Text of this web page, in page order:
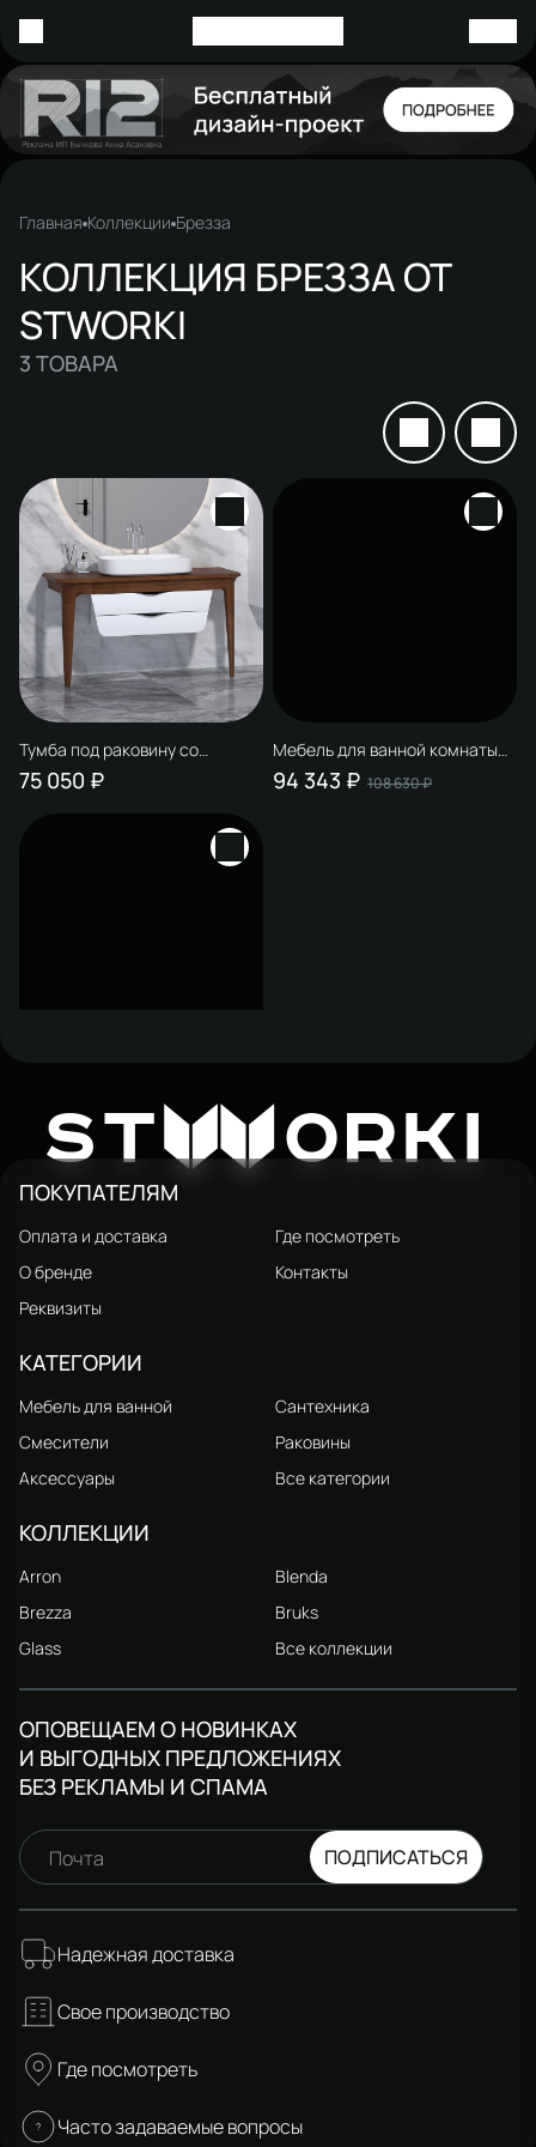
Главная Коллекции Брезза
КОЛЛЕКЦИЯ БРЕЗЗА ОТ
STWORKI
3 ТОВАРА
Тумба под раковину со
столешницей STWORKI Брезза
130 wood
75 050 ₽
Мебель для ванной комнаты
STWORKI Брезза 130 wood
94 343 ₽ 108 630 ₽
86 450 ₽ 94 000 ₽
STW ORKI
ПОКУПАТЕЛЯМ
Оплата и доставка
Где посмотреть
О бренде
Контакты
Реквизиты
КАТЕГОРИИ
Мебель для ванной
Сантехника
Смесители
Раковины
Аксессуары
Все категории
КОЛЛЕКЦИИ
Arron
Blenda
Brezza
Bruks
Glass
Все коллекции
ОПОВЕЩАЕМ О НОВИНКАХ
И ВЫГОДНЫХ ПРЕДЛОЖЕНИЯХ
БЕЗ РЕКЛАМЫ И СПАМА
Почта ПОДПИСАТЬСЯ
Надежная доставка
Свое производство
Где посмотреть
Часто задаваемые вопросы